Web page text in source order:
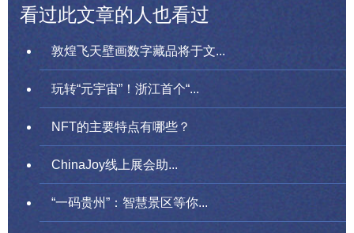
看过此文章的人也看过
敦煌飞天壁画数字藏品将于文...
玩转“元宇宙”！浙江首个“...
NFT的主要特点有哪些？
ChinaJoy线上展会助...
“一码贵州”：智慧景区等你...